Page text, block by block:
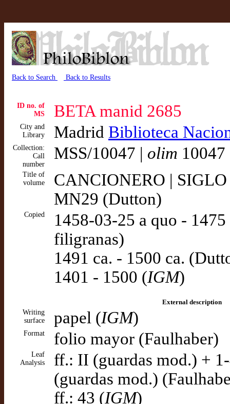
Back to Search Back to Results
ID no. of
MS
BETA manid 2685
City and
Library
Madrid Biblioteca
Collection:
Call
number
MSS/10047 | olim
Title of
volume
CANCIONERO |
MN29 (Dutton)
Copied
1458-03-25 a quo -
filigranas)
1491 ca. - 1500 ca.
1401 - 1500 (IGM)
External description
Writing
surface
papel (IGM)
Format folio mayor (Faulhaber)
Leaf
Analysis
ff.: II (guardas mod.) +
(guardas mod.)
ff.: 43 (IGM)